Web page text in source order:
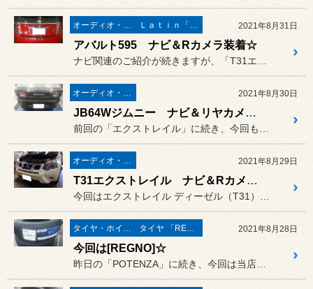
オーディオ・ナビ関連 Ｌａｔｉｎ「イタリア・フランス etc」 2021年8月31日
アバルト595 ナビ＆Rカメラ装着☆
オーディオ・ナビ関連 2021年8月30日
JB64Wジムニー ナビ＆リヤカメラ装着☆
オーディオ・ナビ関連 2021年8月29日
T31エクストレイル ナビ＆Rカメラ＆Fスピーカー交換☆
タイヤ・ホイール タイヤ 「REGNO」 2021年8月28日
今回は[REGNO]☆